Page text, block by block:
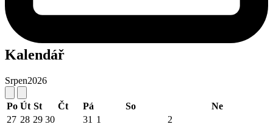
Kalendář
Srpen2026
Po Út St Čt Pá So
Ne
27 28 29 30 31 1 2